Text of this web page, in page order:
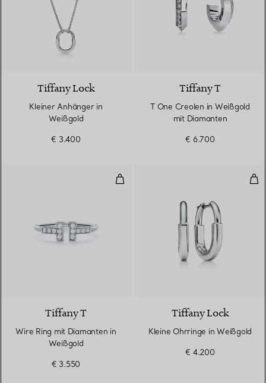
Tiffany Lock
Kleiner Anhänger in
Weißgold
€ 3.400
Tiffany T
T One Creolen in Weißgold
mit Diamanten
€ 6.700
Wire Ring mit Diamanten in
Tiffany T
Wire Ring mit Diamanten in
Weißgold
€ 3.550
Tiffany Lock
Kleine Ohrringe in Weißgold
€ 4.200